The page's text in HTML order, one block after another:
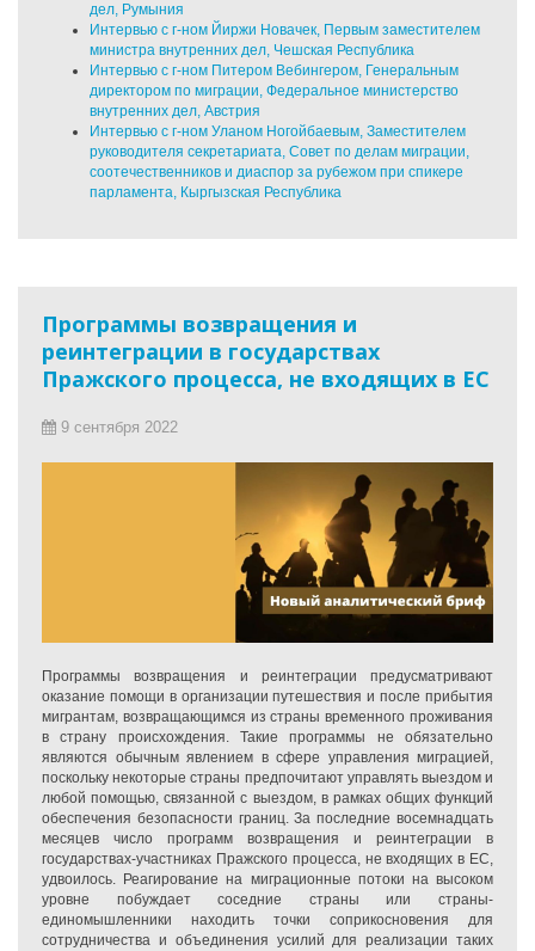
дел, Румыния
Интервью с г-ном Йиржи Новачек, Первым заместителем
министра внутренних дел, Чешская Республика
Интервью с г-ном Питером Вебингером, Генеральным
директором по миграции, Федеральное министерство
внутренних дел, Австрия
Интервью с г-ном Уланом Ногойбаевым, Заместителем
руководителя секретариата, Совет по делам миграции,
соотечественников и диаспор за рубежом при спикере
парламента, Кыргызская Республика
Программы возвращения и
реинтеграции в государствах
Пражского процесса, не входящих в ЕС
9 сентября 2022
Программы возвращения и реинтеграции предусматривают
оказание помощи в организации путешествия и после прибытия
мигрантам, возвращающимся из страны временного проживания
в страну происхождения. Такие программы не обязательно
являются обычным явлением в сфере управления миграцией,
поскольку некоторые страны предпочитают управлять выездом и
любой помощью, связанной с выездом, в рамках общих функций
обеспечения безопасности границ. За последние восемнадцать
месяцев число программ возвращения и реинтеграции в
государствах-участниках Пражского процесса, не входящих в ЕС,
удвоилось. Реагирование на миграционные потоки на высоком
уровне побуждает соседние страны или страны-
единомышленники находить точки соприкосновения для
сотрудничества и объединения усилий для реализации таких